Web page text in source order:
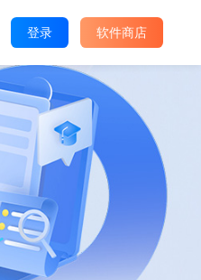
登录 软件商店